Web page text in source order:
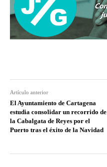
Artículo anterior
El Ayuntamiento de Cartagena
estudia consolidar un recorrido de
la Cabalgata de Reyes por el
Puerto tras el éxito de la Navidad